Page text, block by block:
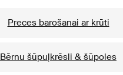
Preces barošanai ar krūti
Bērnu šūpuļkrēsli & šūpoles